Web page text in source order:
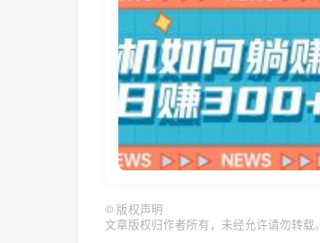
© 版权声明
文章版权归作者所有，未经允许请勿转载。